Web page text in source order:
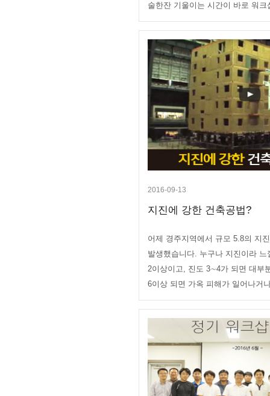
술한잔 기울이는 시간이 바로 워크
2016-09-13
지진에 강한 건축공법?
어제 경주지역에서 규모 5.8의 지
발생했습니다. 누구나 지진이라
2이상이고, 진도 3∼4가 되면 대부
6이상 되면 가옥 피해가 일어나거